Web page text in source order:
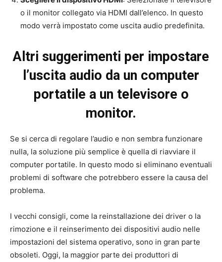
o il monitor collegato via HDMI dall’elenco. In questo
modo verrà impostato come uscita audio predefinita.
Altri suggerimenti per impostare
l’uscita audio da un computer
portatile a un televisore o
monitor.
Se si cerca di regolare l’audio e non sembra funzionare
nulla, la soluzione più semplice è quella di riavviare il
computer portatile. In questo modo si eliminano eventuali
problemi di software che potrebbero essere la causa del
problema.
I vecchi consigli, come la reinstallazione dei driver o la
rimozione e il reinserimento dei dispositivi audio nelle
impostazioni del sistema operativo, sono in gran parte
obsoleti. Oggi, la maggior parte dei produttori di